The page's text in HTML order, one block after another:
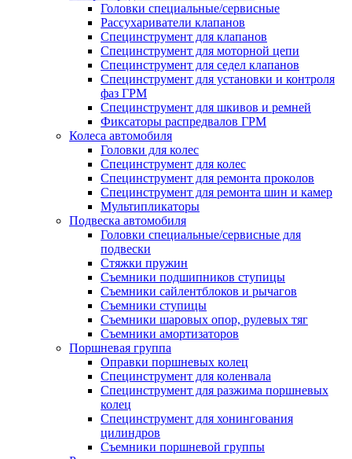
Головки специальные/сервисные
Рассухариватели клапанов
Специнструмент для клапанов
Специнструмент для моторной цепи
Специнструмент для седел клапанов
Специнструмент для установки и контроля
фаз ГРМ
Специнструмент для шкивов и ремней
Фиксаторы распредвалов ГРМ
Колеса автомобиля
Головки для колес
Специнструмент для колес
Специнструмент для ремонта проколов
Специнструмент для ремонта шин и камер
Мультипликаторы
Подвеска автомобиля
Головки специальные/сервисные для
подвески
Стяжки пружин
Съемники подшипников ступицы
Съемники сайлентблоков и рычагов
Съемники ступицы
Съемники шаровых опор, рулевых тяг
Съемники амортизаторов
Поршневая группа
Оправки поршневых колец
Специнструмент для коленвала
Специнструмент для разжима поршневых
колец
Специнструмент для хонингования
цилиндров
Съемники поршневой группы